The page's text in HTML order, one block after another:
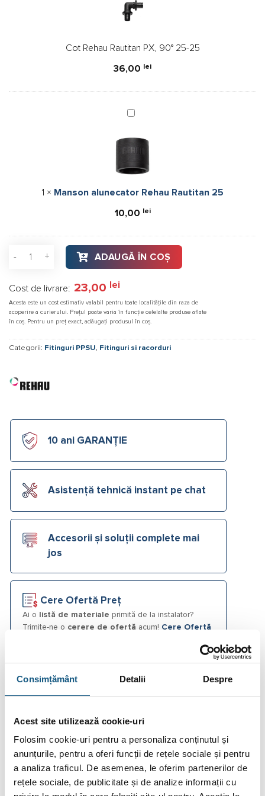
Consimțământ Detalii Despre
Acest site utilizează cookie-uri
Folosim cookie-uri pentru a personaliza conținutul și
anunțurile, pentru a oferi funcții de rețele sociale și pentru
a analiza traficul. De asemenea, le oferim partenerilor de
rețele sociale, de publicitate și de analize informații cu
PX,
90°
25
Cot Rehau Rautitan PX, 90° 25-25
36,00 lei
Manson
Rehau
Rautitan
25
1 × Manson alunecator Rehau Rautitan 25
10,00 lei
Cantitate Cot Rehau Rautitan PX, 90° 25-25
ADAUGĂ ÎN COȘ
Cost de livrare: 23,00 lei
Acesta este un cost estimativ valabil pentru toate localitățile din raza de
acoperire a curierului. Prețul poate varia în funcție celelalte produse aflate
în coș. Pentru un preț exact, adăugați produsul în coș.
Categorii: Fitinguri PPSU, Fitinguri si racorduri
10 ani GARANȚIE
Asistență tehnică instant pe chat
Accesorii și soluții complete mai
jos
Cere Ofertă Preț
Ai o listă de materiale primită de la instalator?
Trimite-ne o cerere de ofertă acum! Cere Ofertă
Fotografiile produselor au caracter informativ și pot
asemenea, unele specificații pot fi modificate de către
producător fără preaviz sau pot conține erori de operare.